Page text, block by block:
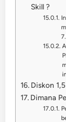
Skill ?
Diskon
Dimana